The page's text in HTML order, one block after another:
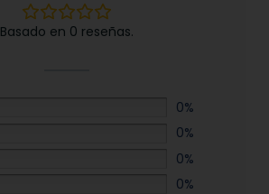
Basado en 0 reseñas.
0%
0%
0%
0%